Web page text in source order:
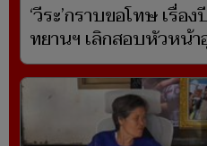
‘วีระ’กราบขอโทษ เรื่
ทยานฯ เลิกสอบหัวหน้า